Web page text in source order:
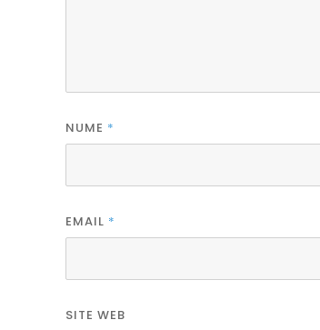
NUME *
EMAIL *
SITE WEB